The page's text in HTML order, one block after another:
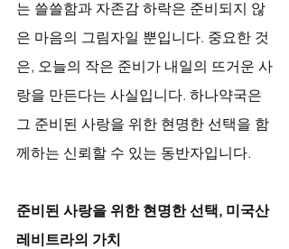
는 쓸쓸함과 자존감 하락은 준비되지 않
은 마음의 그림자일 뿐입니다. 중요한 것
은, 오늘의 작은 준비가 내일의 뜨거운 사
랑을 만든다는 사실입니다. 하나약국은
그 준비된 사랑을 위한 현명한 선택을 함
께하는 신뢰할 수 있는 동반자입니다.
준비된 사랑을 위한 현명한 선택, 미국산
레비트라의 가치